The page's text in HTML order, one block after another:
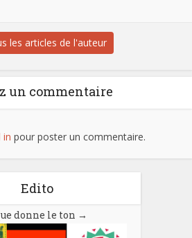
les articles de l'auteur
un commentaire
in pour poster un commentaire.
Edito
donne le ton →